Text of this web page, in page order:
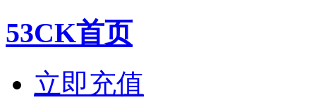
53CK首页
立即充值